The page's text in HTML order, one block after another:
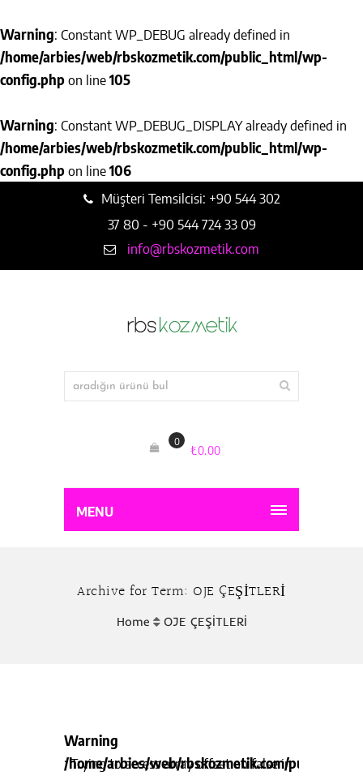
Warning: Constant WP_DEBUG already defined in
/home/arbies/web/rbskozmetik.com/public_html/wp-
config.phpon line105
Warning: Constant WP_DEBUG_DISPLAY already defined in
/home/arbies/web/rbskozmetik.com/public_html/wp-
config.phpon line106
Müşteri Temsilcisi: +90 544 302
37 80 - +90 544 724 33 09
info@rbskozmetik.com
0
₺0.00
MENU
Archive for Term: OJE ÇEŞİTLERİ
Home OJE ÇEŞİTLERİ
Warning
: Trying to access array offset on false in
/home/arbies/web/rbskozmetik.com/